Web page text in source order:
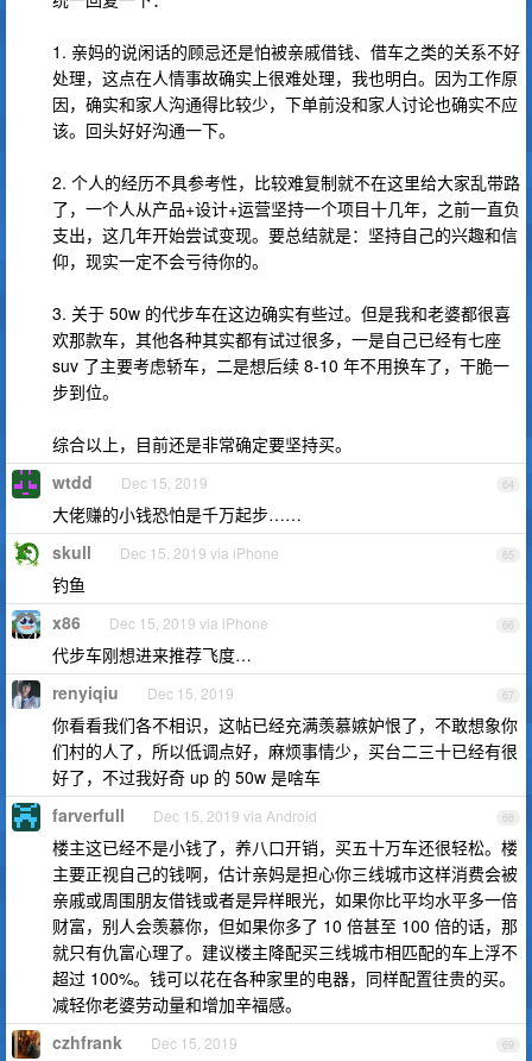
1. 亲妈的说闲话的顾忌还是怕被亲戚借钱、借车之类的关系不好
处理，这点在人情事故确实上很难处理，我也明白。因为工作原
因，确实和家人沟通得比较少，下单前没和家人讨论也确实不应
该。回头好好沟通一下。
2. 个人的经历不具参考性，比较难复制就不在这里给大家乱带路
了，一个人从产品+设计+运营坚持一个项目十几年，之前一直负
支出，这几年开始尝试变现。要总结就是：坚持自己的兴趣和信
仰，现实一定不会亏待你的。
3. 关于 50w 的代步车在这边确实有些过。但是我和老婆都很喜
欢那款车，其他各种其实都有试过很多，一是自己已经有七座
suv 了主要考虑轿车，二是想后续 8-10 年不用换车了，干脆一
步到位。
综合以上，目前还是非常确定要坚持买。
64
wtdd Dec 15, 2019
大佬赚的小钱恐怕是千万起步……
65
skull Dec 15, 2019 via iPhone
钓鱼
66
x86 Dec 15, 2019 via iPhone
代步车刚想进来推荐飞度…
67
renyiqiu Dec 15, 2019
你看看我们各不相识，这帖已经充满羡慕嫉妒恨了，不敢想象你
们村的人了，所以低调点好，麻烦事情少，买台二三十已经有很
好了，不过我好奇 up 的 50w 是啥车
68
farverfull Dec 15, 2019 via Android
楼主这已经不是小钱了，养八口开销，买五十万车还很轻松。楼
主要正视自己的钱啊，估计亲妈是担心你三线城市这样消费会被
亲戚或周围朋友借钱或者是异样眼光，如果你比平均水平多一倍
财富，别人会羡慕你，但如果你多了 10 倍甚至 100 倍的话，那
就只有仇富心理了。建议楼主降配买三线城市相匹配的车上浮不
超过 100%。钱可以花在各种家里的电器，同样配置往贵的买。
减轻你老婆劳动量和增加辛福感。
69
czhfrank Dec 15, 2019